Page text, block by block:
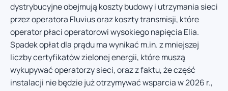
dystrybucyjne obejmują koszty budowy i utrzymania sieci
przez operatora Fluvius oraz koszty transmisji, które
operator płaci operatorowi wysokiego napięcia Elia.
Spadek opłat dla prądu ma wynikać m.in. z mniejszej
liczby certyfikatów zielonej energii, które muszą
wykupywać operatorzy sieci, oraz z faktu, że część
instalacji nie będzie już otrzymywać wsparcia w 2026 r.,